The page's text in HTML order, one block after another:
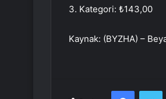
3. Kategori: ₺143,00
Kaynak: (BYZHA) –